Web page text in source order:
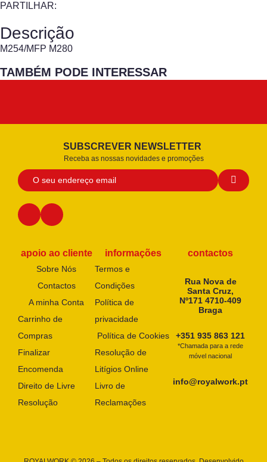
PARTILHAR:
Descrição
M254/MFP M280
TAMBÉM PODE INTERESSAR
SUBSCREVER NEWSLETTER
Receba as nossas novidades e promoções
apoio ao cliente
Sobre Nós
Contactos
A minha Conta
Carrinho de
Compras
Finalizar
Encomenda
Direito de Livre
Resolução
informações
Termos e
Condições
Política de
privacidade
Política de Cookies
Resolução de
Litígios Online
Livro de
Reclamações
contactos
Rua Nova de
Santa Cruz,
Nº171 4710-409
Braga
+351 935 863 121
*Chamada para a rede
móvel nacional
info@royalwork.pt